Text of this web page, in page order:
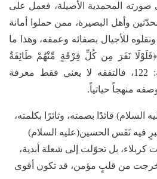
صورته المحمدية الأصيلة، فعمل على
وأهل البصيرة، ممن حملوا أمانة
ونقلوه للأجيال بصفائه وعمقه، وهذا ما
﴿فَلَوْلَا نَفَرَ مِن كُلِّ فِرْقَةٍ مِّنْهُمْ طَائِفَةٌ
لِّيَتَفَقَّهُوا فِي الدِّينِ﴾ التوبة: 122، فالتفقه لا يعني فقط معرفة
منهجاً حياتياً.
السلام) قائدًا بصمته، وثائرًا بكلمته،
فيه نَفَس الحسين(عليه السلام)
كربلاء، بل تحوّلت إلى شعلة أبدية،
خرجت من قلبٍ مؤمن، قد تكون أقوى